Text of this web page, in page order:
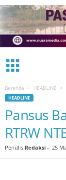
Beranda HEADLINE
HEADLINE
Pansus
RTRW
Penulis Redaksi - 25